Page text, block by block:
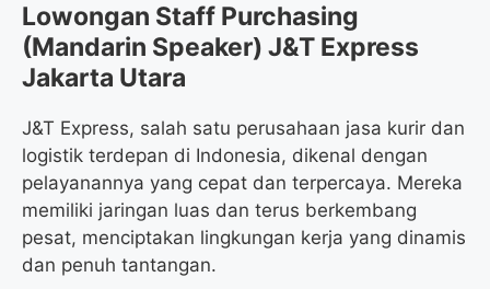
Lowongan Staff Purchasing
(Mandarin Speaker) J&T Express
Jakarta Utara
J&T Express, salah satu perusahaan jasa kurir dan
logistik terdepan di Indonesia, dikenal dengan
pelayanannya yang cepat dan terpercaya. Mereka
memiliki jaringan luas dan terus berkembang
pesat, menciptakan lingkungan kerja yang dinamis
dan penuh tantangan.